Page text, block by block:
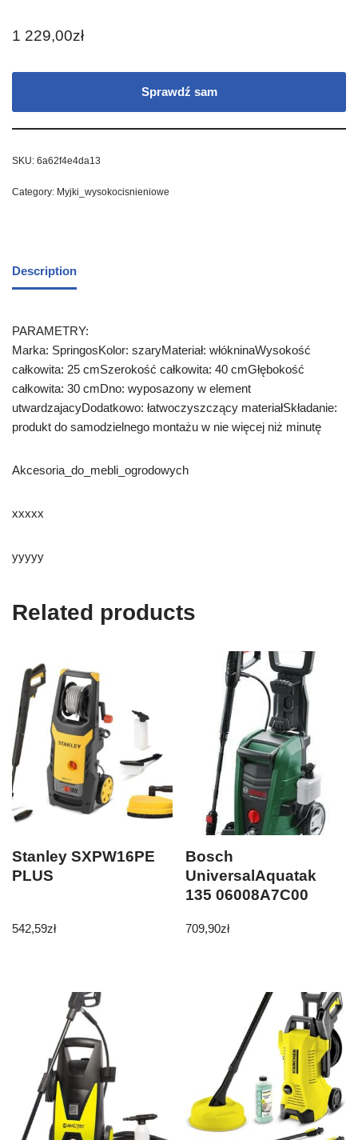
1 229,00zł
Sprawdź sam
SKU: 6a62f4e4da13
Category: Myjki_wysokocisnieniowe
Description
PARAMETRY:
Marka: SpringosKolor: szaryMateriał: włókninaWysokość
całkowita: 25 cmSzerokość całkowita: 40 cmGłębokość
całkowita: 30 cmDno: wyposazony w element
utwardzajacyDodatkowo: łatwoczyszczący materiałSkładanie:
produkt do samodzielnego montażu w nie więcej niż minutę
Akcesoria_do_mebli_ogrodowych
xxxxx
yyyyy
Related products
Stanley SXPW16PE
PLUS
542,59zł
Bosch
UniversalAquatak
135 06008A7C00
709,90zł